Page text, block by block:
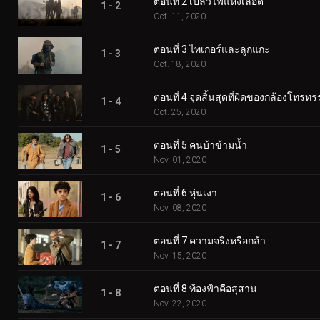
1 - 2
Oct. 11, 2020
1 - 3 ตอนที่ 3 ไทเกอร์และลูกแกะ
Oct. 18, 2020
1 - 4 ตอนที่ 4 จุดสิ้นสุดที่ผิดของกล้องโทรท
Oct. 25, 2020
1 - 5 ตอนที่ 5 คนบ้าข้ามน้ำ
Nov. 01, 2020
1 - 6 ตอนที่ 6 หุ่นเงา
Nov. 08, 2020
1 - 7 ตอนที่ 7 ความจริงหรือกล้า
Nov. 15, 2020
1 - 8 ตอนที่ 8 ท้องฟ้าคือสุสาน
Nov. 22, 2020